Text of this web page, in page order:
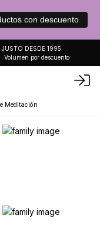
con descuento
DESDE 1995
Volumen por descuento
Meditación